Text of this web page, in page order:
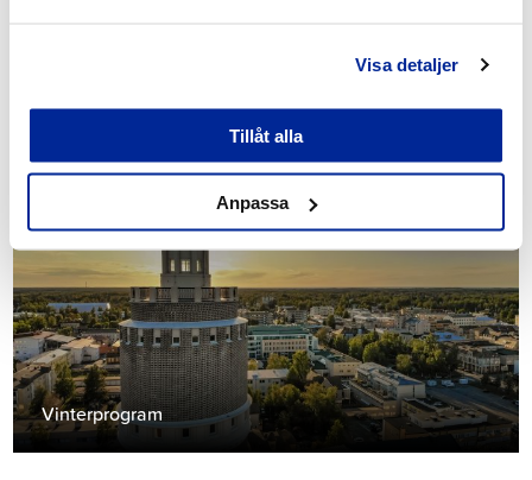
Visa detaljer
Tillåt alla
Anpassa
Sommarprogram
Vinterprogram